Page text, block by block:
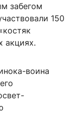
забегом
150
акциях.
воина